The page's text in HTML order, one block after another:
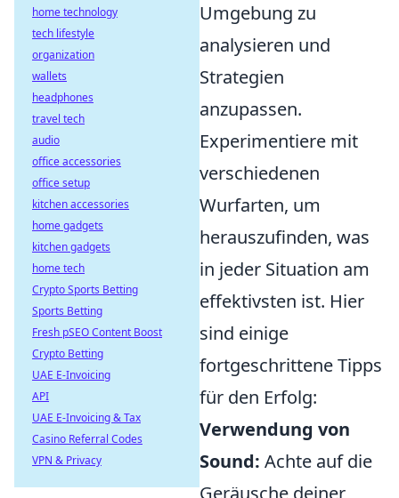
Umgebung zu
analysieren und
Strategien
anzupassen.
Experimentiere mit
verschiedenen
Wurfarten, um
herauszufinden, was
in jeder Situation am
effektivsten ist. Hier
sind einige
fortgeschrittene Tipps
für den Erfolg:
Verwendung von
Sound: Achte auf die
Geräusche deiner
home technology
tech lifestyle
organization
wallets
headphones
travel tech
audio
office accessories
office setup
kitchen accessories
home gadgets
kitchen gadgets
home tech
Crypto Sports Betting
Sports Betting
Fresh pSEO Content Boost
Crypto Betting
UAE E-Invoicing
API
UAE E-Invoicing & Tax
Casino Referral Codes
VPN & Privacy